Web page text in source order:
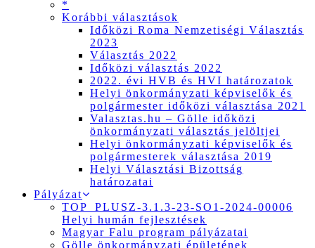
*
Korábbi választások
Időközi Roma Nemzetiségi Választás
2023
Választás 2022
Időközi választás 2022
2022. évi HVB és HVI határozatok
Helyi önkormányzati képviselők és
polgármester időközi választása 2021
Valasztas.hu – Gölle időközi
önkormányzati választás jelöltjei
Helyi önkormányzati képviselők és
polgármesterek választása 2019
Helyi Választási Bizottság
határozatai
Pályázat
TOP_PLUSZ-3.1.3-23-SO1-2024-00006
Helyi humán fejlesztések
Magyar Falu program pályázatai
Gölle önkormányzati épületének